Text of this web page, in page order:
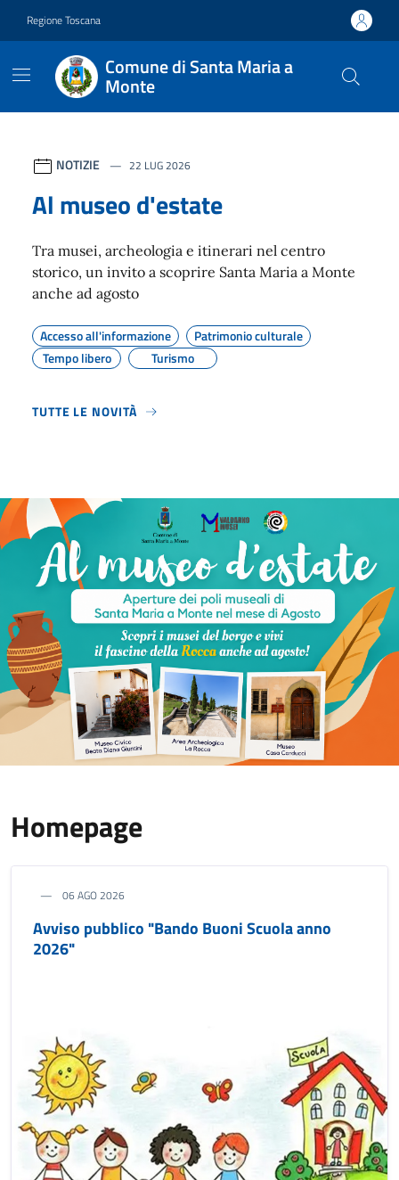
Regione Toscana
Comune di Santa Maria a
Monte
Contenuti in evidenza
NOTIZIE 22 LUG 2026
Al museo d'estate
Tra musei, archeologia e itinerari nel centro
storico, un invito a scoprire Santa Maria a Monte
anche ad agosto
Accesso all'informazione
Patrimonio culturale
Tempo libero
Turismo
TUTTE LE NOVITÀ
Homepage
06 AGO 2026
Avviso pubblico "Bando Buoni Scuola anno
2026"